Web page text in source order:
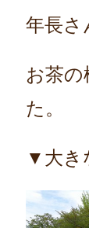
年長さ
お茶
た。
▼大き